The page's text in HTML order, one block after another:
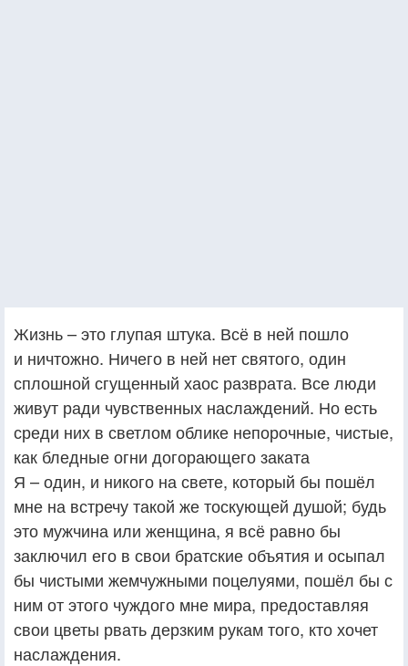
Жизнь – это глупая штука. Всё в ней пошло
и ничтожно. Ничего в ней нет святого, один
сплошной сгущенный хаос разврата. Все люди
живут ради чувственных наслаждений. Но есть
среди них в светлом облике непорочные, чистые,
как бледные огни догорающего заката
Я – один, и никого на свете, который бы пошёл
мне на встречу такой же тоскующей душой; будь
это мужчина или женщина, я всё равно бы
заключил его в свои братские объятия и осыпал
бы чистыми жемчужными поцелуями, пошёл бы с
ним от этого чуждого мне мира, предоставляя
свои цветы рвать дерзким рукам того, кто хочет
наслаждения.